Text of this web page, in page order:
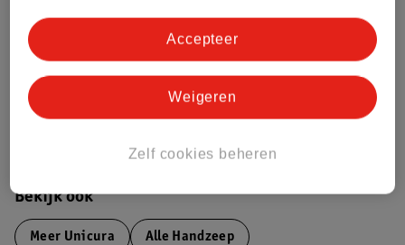
Dit product heeft (nog) geen Nature
Impact Score.
Bekijk ook
Meer Unicura Alle Handzeep
Zelf cookies beheren
Weigeren
Accepteer